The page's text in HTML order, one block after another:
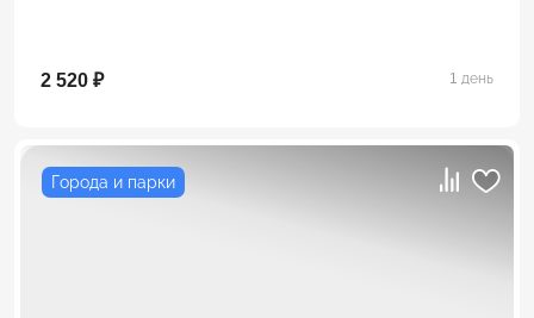
2 520 ₽ 1 день
Города и парки